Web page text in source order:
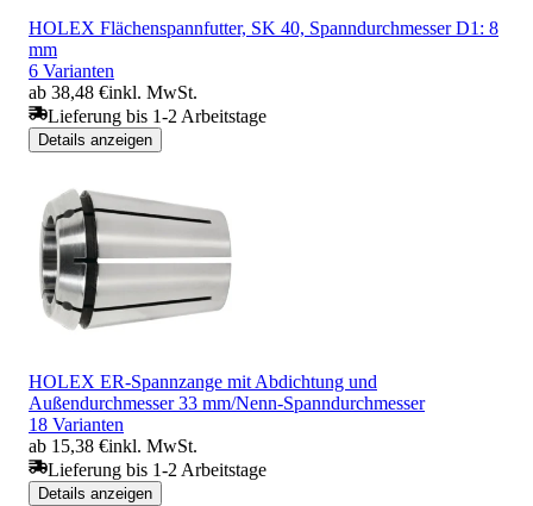
HOLEX Flächenspannfutter, SK 40, Spanndurchmesser D1: 8
mm
6 Varianten
ab 38,48 €inkl. MwSt.
Lieferung bis 1-2 Arbeitstage
Details anzeigen
HOLEX ER-Spannzange mit Abdichtung und
Außendurchmesser 33 mm/Nenn-Spanndurchmesser
18 Varianten
ab 15,38 €inkl. MwSt.
Lieferung bis 1-2 Arbeitstage
Details anzeigen